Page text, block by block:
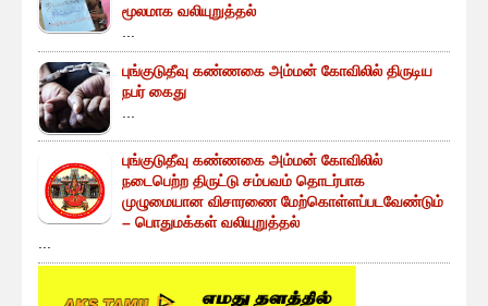
மூலமாக வலியுறுத்தல்
புங்குடுதீவு கண்ணகை அம்மன் கோவிலில் திருடிய
நபர் கைது
புங்குடுதீவு கண்ணகை அம்மன் கோவிலில்
நடைபெற்ற திருட்டு சம்பவம் தொடர்பாக
முழுமையான விசாரணை மேற்கொள்ளப்படவேண்டும்
– பொதுமக்கள் வலியுறுத்தல்